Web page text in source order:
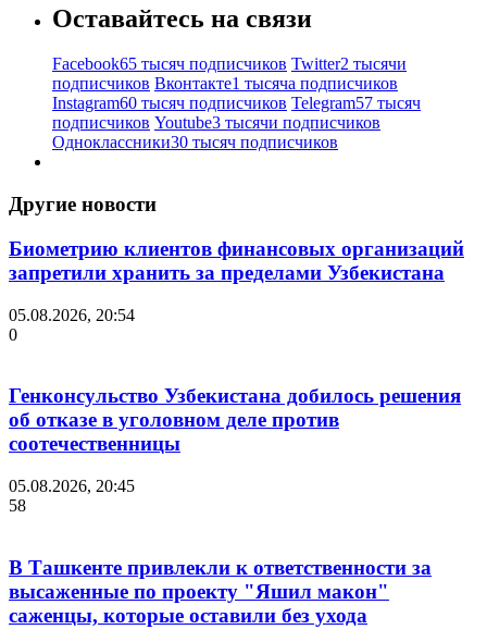
Оставайтесь на связи
Facebook65 тысяч подписчиков Twitter2 тысячи
подписчиков Вконтакте1 тысяча подписчиков
Instagram60 тысяч подписчиков Telegram57 тысяч
подписчиков Youtube3 тысячи подписчиков
Одноклассники30 тысяч подписчиков
Другие новости
Биометрию клиентов финансовых организаций
запретили хранить за пределами Узбекистана
05.08.2026, 20:54
0
Генконсульство Узбекистана добилось решения
об отказе в уголовном деле против
соотечественницы
05.08.2026, 20:45
58
В Ташкенте привлекли к ответственности за
высаженные по проекту "Яшил макон"
саженцы, которые оставили без ухода